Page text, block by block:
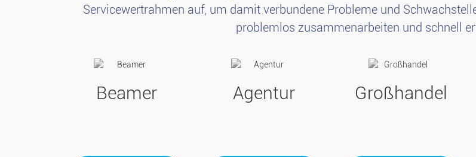
Servicewertrahmen auf, um damit verbundene Probleme und
problemlos zusammenarbeiten und schnell
Beamer Agentur Großhandel